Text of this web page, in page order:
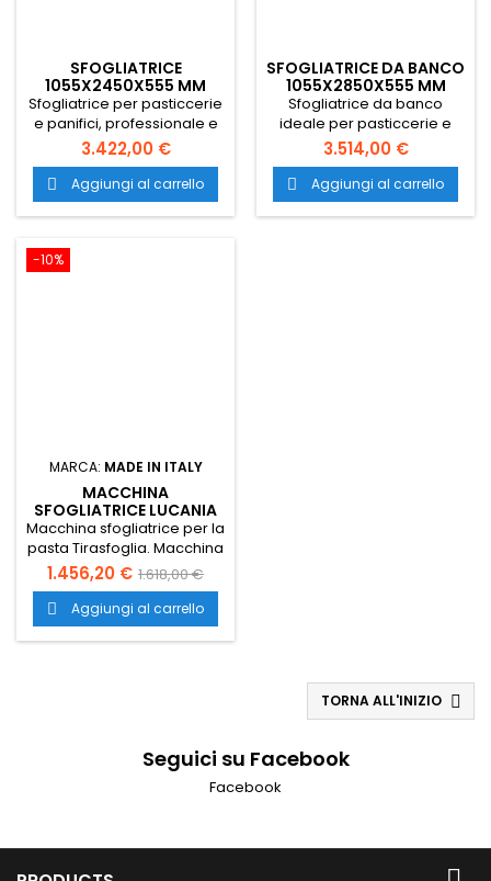
SFOGLIATRICE
1055X2450X555 MM
Sfogliatrice per pasticcerie
e panifici, professionale e
perfetta per la pastasfoglia
con dimensioni
1055x2450x555 mm. Il
trasporto è gratuito in tutta
Italia.
3.422,00 €
 Aggiungi al carrello
SFOGLIATRICE DA BANCO
1055X2850X555 MM
Sfogliatrice da banco
ideale per pasticcerie e
panifici delle dimensioni di
1055x2850x h.555 mm.
Trasporto gratuito in tutta
Italia.
3.514,00 €
 Aggiungi al carrello
-10%
MARCA: MADE IN ITALY
MACCHINA
SFOGLIATRICE LUCANIA
250 X
Macchina sfogliatrice per la
pasta Tirasfoglia. Macchina
tirasfoglia per la pasta
Tirasfoglia con trasporto
gratuito in tutta Italia.
Macchina per sfoglia
costruita interamente in
1.456,20 € 1.618,00 €
 Aggiungi al carrello
TORNA ALL'INIZIO 
Seguici su Facebook
Facebook